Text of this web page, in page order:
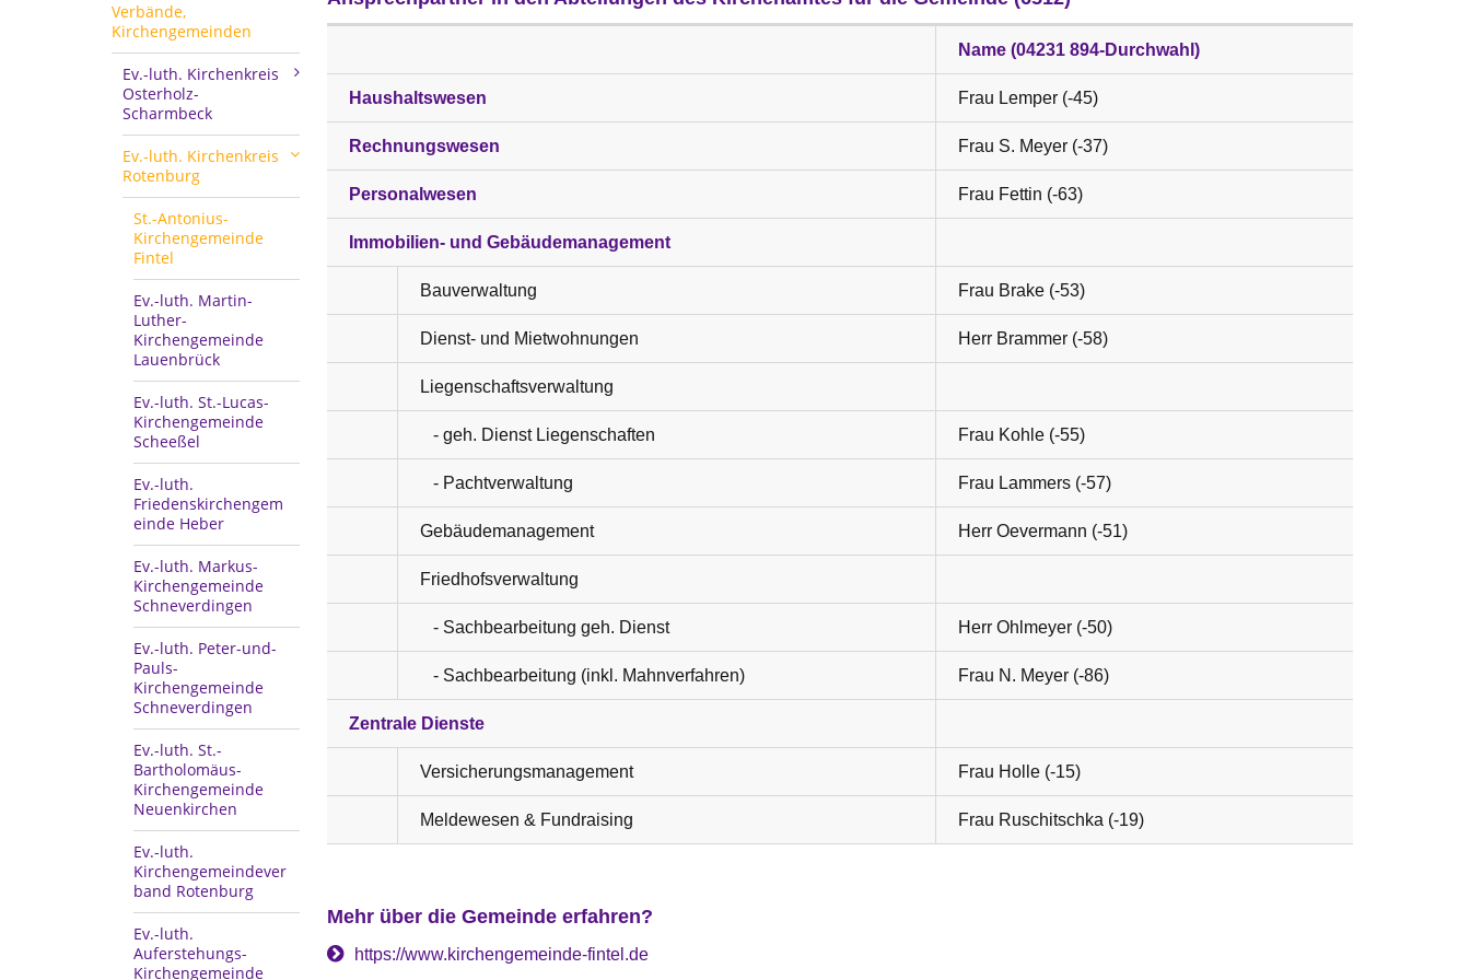
Verbände,
Kirchengemeinden
Ev.-luth. Kirchenkreis
Osterholz-
Scharmbeck
Ev.-luth. Kirchenkreis
Rotenburg
St.-Antonius-
Kirchengemeinde
Fintel
Ev.-luth. Martin-
Luther-
Kirchengemeinde
Lauenbrück
Ev.-luth. St.-Lucas-
Kirchengemeinde
Scheeßel
Ev.-luth.
Friedenskirchengem
einde Heber
Ev.-luth. Markus-
Kirchengemeinde
Schneverdingen
Ev.-luth. Peter-und-
Pauls-
Kirchengemeinde
Schneverdingen
Ev.-luth. St.-
Bartholomäus-
Kirchengemeinde
Neuenkirchen
Ev.-luth.
Kirchengemeindever
band Rotenburg
Ev.-luth.
Auferstehungs-
Kirchengemeinde
Name (04231 894-Durchwahl)
Haushaltswesen Frau Lemper (-45)
Rechnungswesen Frau S. Meyer (-37)
Personalwesen Frau Fettin (-63)
Immobilien- und Gebäudemanagement
Bauverwaltung Frau Brake (-53)
Dienst- und Mietwohnungen Herr Brammer (-58)
Liegenschaftsverwaltung
- geh. Dienst Liegenschaften Frau Kohle (-55)
- Pachtverwaltung Frau Lammers (-57)
Gebäudemanagement Herr Oevermann (-51)
Friedhofsverwaltung
- Sachbearbeitung geh. Dienst Herr Ohlmeyer (-50)
- Sachbearbeitung (inkl. Mahnverfahren) Frau N. Meyer (-86)
Zentrale Dienste
Versicherungsmanagement Frau Holle (-15)
Meldewesen & Fundraising Frau Ruschitschka (-19)
Mehr über die Gemeinde erfahren?
https://www.kirchengemeinde-fintel.de